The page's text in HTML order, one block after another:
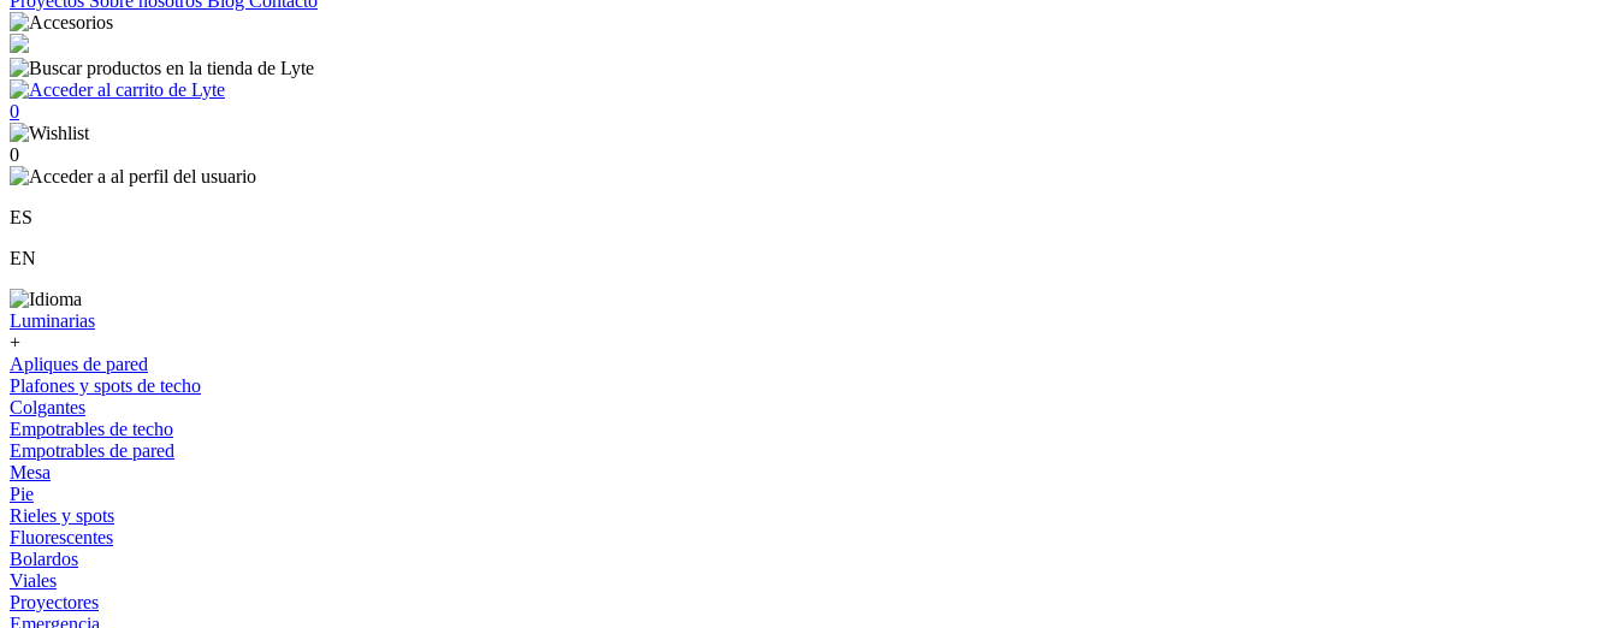
0
0
ES
EN
Luminarias
+
Apliques de pared
Plafones y spots de techo
Colgantes
Empotrables de techo
Empotrables de pared
Mesa
Pie
Rieles y spots
Fluorescentes
Bolardos
Viales
Proyectores
Emergencia